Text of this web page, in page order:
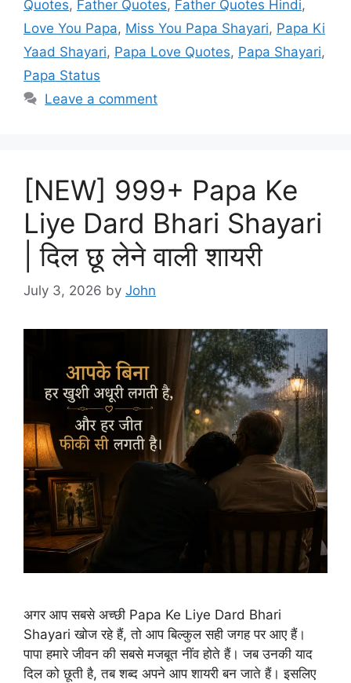
Quotes, Father Quotes, Father Quotes Hindi,
Love You Papa, Miss You Papa Shayari, Papa Ki
Yaad Shayari, Papa Love Quotes, Papa Shayari,
Papa Status
Leave a comment
[NEW] 999+ Papa Ke
Liye Dard Bhari Shayari
| दिल छू लेने वाली शायरी
July 3, 2026 by John
अगर आप सबसे अच्छी Papa Ke Liye Dard Bhari
Shayari खोज रहे हैं, तो आप बिल्कुल सही जगह पर आए हैं।
पापा हमारे जीवन की सबसे मजबूत नींव होते हैं। जब उनकी याद
दिल को छूती है, तब शब्द अपने आप शायरी बन जाते हैं। इसलिए